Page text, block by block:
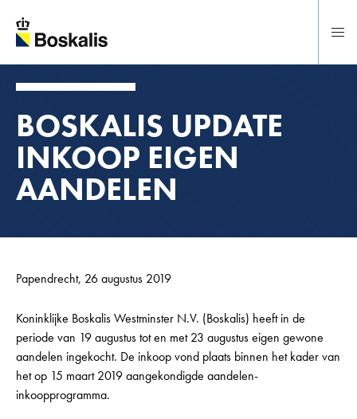
BOSKALIS UPDATE
INKOOP EIGEN
AANDELEN
Papendrecht, 26 augustus 2019
Koninklijke Boskalis Westminster N.V. (Boskalis) heeft in de
periode van 19 augustus tot en met 23 augustus eigen gewone
aandelen ingekocht. De inkoop vond plaats binnen het kader van
het op 15 maart 2019 aangekondigde aandelen-
inkoopprogramma.